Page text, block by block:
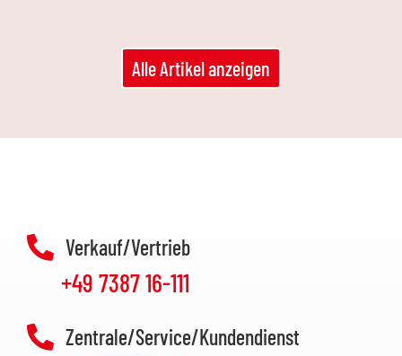
Alle Artikel anzeigen
Verkauf/Vertrieb
+49 7387 16-111
Zentrale/Service/Kundendienst